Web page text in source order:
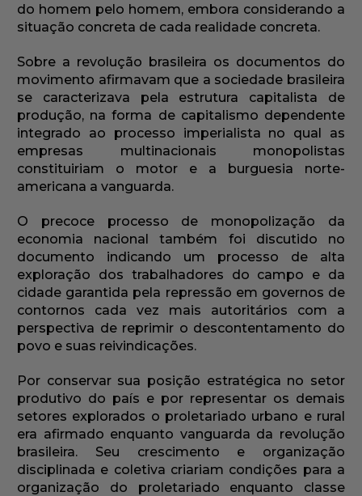
do homem pelo homem, embora considerando a
situação concreta de cada realidade concreta.
Sobre a revolução brasileira os documentos do
movimento afirmavam que a sociedade brasileira
se caracterizava pela estrutura capitalista de
produção, na forma de capitalismo dependente
integrado ao processo imperialista no qual as
empresas multinacionais monopolistas
constituiriam o motor e a burguesia norte-
americana a vanguarda.
O precoce processo de monopolização da
economia nacional também foi discutido no
documento indicando um processo de alta
exploração dos trabalhadores do campo e da
cidade garantida pela repressão em governos de
contornos cada vez mais autoritários com a
perspectiva de reprimir o descontentamento do
povo e suas reivindicações.
Por conservar sua posição estratégica no setor
produtivo do país e por representar os demais
setores explorados o proletariado urbano e rural
era afirmado enquanto vanguarda da revolução
brasileira. Seu crescimento e organização
disciplinada e coletiva criariam condições para a
organização do proletariado enquanto classe